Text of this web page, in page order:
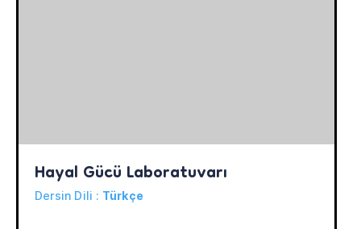
Hayal Gücü Laboratuvarı
Dersin Dili : Türkçe